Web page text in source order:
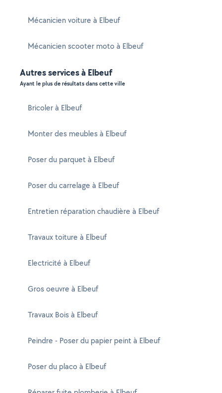
Mécanicien voiture à Elbeuf
Mécanicien scooter moto à Elbeuf
Autres services à Elbeuf
Ayant le plus de résultats dans cette ville
Bricoler à Elbeuf
Monter des meubles à Elbeuf
Poser du parquet à Elbeuf
Poser du carrelage à Elbeuf
Entretien réparation chaudière à Elbeuf
Travaux toiture à Elbeuf
Electricité à Elbeuf
Gros oeuvre à Elbeuf
Travaux Bois à Elbeuf
Peindre - Poser du papier peint à Elbeuf
Poser du placo à Elbeuf